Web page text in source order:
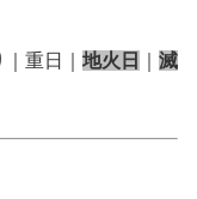
重日｜ 地火日
滅